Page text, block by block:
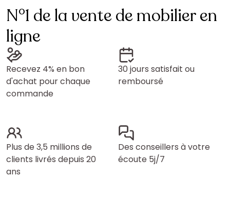
N°1 de la vente de mobilier en
ligne
Recevez 4% en bon
d'achat pour chaque
commande
30 jours satisfait ou
remboursé
Plus de 3,5 millions de
clients livrés depuis 20
ans
Des conseillers à votre
écoute 5j/7